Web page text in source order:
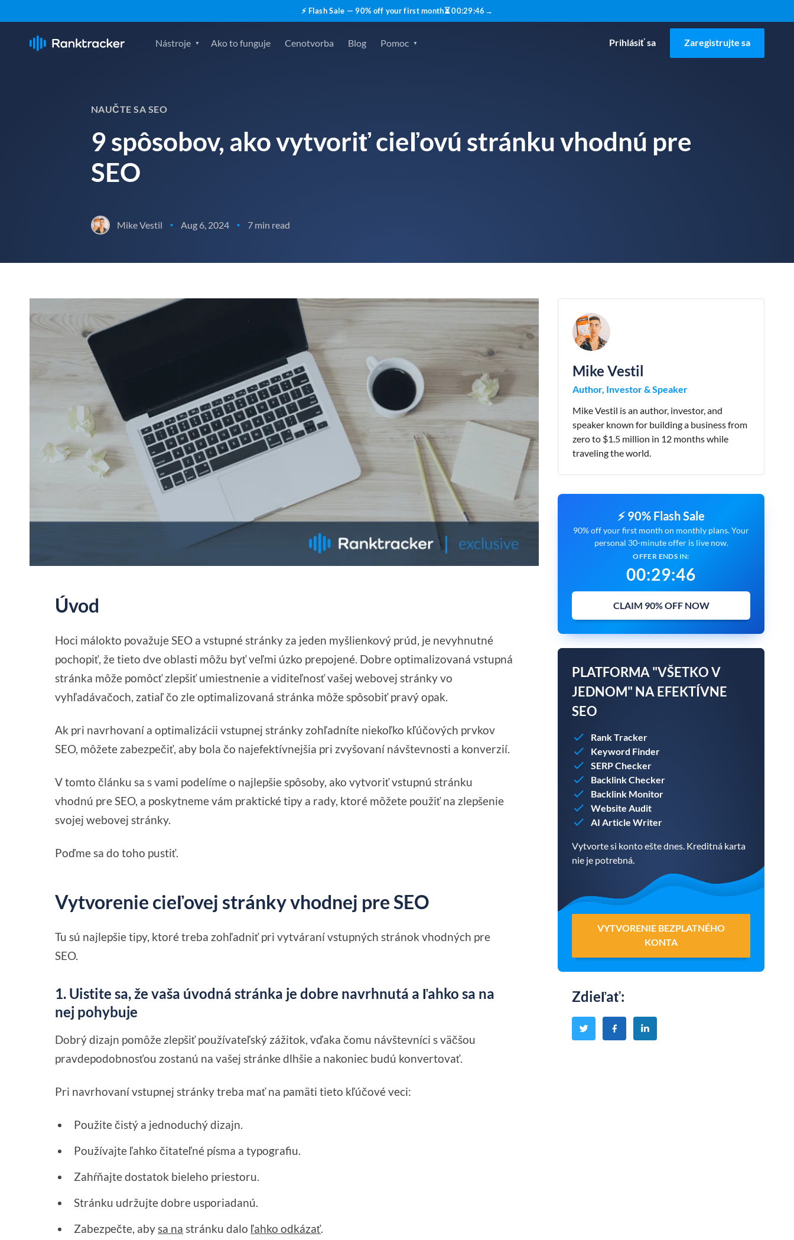
⚡ Flash Sale — 90% off your first month⏳00:29:45 →
Nástroje Ako to funguje Cenotvorba Blog Pomoc Prihlásiť sa Zaregistrujte sa
NAUČTE SA SEO
9 spôsobov, ako vytvoriť cieľovú stránku vhodnú pre
SEO
Mike Vestil • Aug 6, 2024 • 7 min read
Úvod
Hoci málokto považuje SEO a vstupné stránky za jeden myšlienkový prúd, je nevyhnutné
pochopiť, že tieto dve oblasti môžu byť veľmi úzko prepojené. Dobre optimalizovaná vstupná
stránka môže pomôcť zlepšiť umiestnenie a viditeľnosť vašej webovej stránky vo
vyhľadávačoch, zatiaľ čo zle optimalizovaná stránka môže spôsobiť pravý opak.
Ak pri navrhovaní a optimalizácii vstupnej stránky zohľadníte niekoľko kľúčových prvkov
SEO, môžete zabezpečiť, aby bola čo najefektívnejšia pri zvyšovaní návštevnosti a konverzií.
V tomto článku sa s vami podelíme o najlepšie spôsoby, ako vytvoriť vstupnú stránku
vhodnú pre SEO, a poskytneme vám praktické tipy a rady, ktoré môžete použiť na zlepšenie
svojej webovej stránky.
Poďme sa do toho pustiť.
Vytvorenie cieľovej stránky vhodnej pre SEO
Tu sú najlepšie tipy, ktoré treba zohľadniť pri vytváraní vstupných stránok vhodných pre
SEO.
1. Uistite sa, že vaša úvodná stránka je dobre navrhnutá a ľahko sa na
nej pohybuje
Dobrý dizajn pomôže zlepšiť používateľský zážitok, vďaka čomu návštevníci s väčšou
pravdepodobnosťou zostanú na vašej stránke dlhšie a nakoniec budú konvertovať.
Pri navrhovaní vstupnej stránky treba mať na pamäti tieto kľúčové veci:
Použite čistý a jednoduchý dizajn.
Používajte ľahko čitateľné písma a typografiu.
Zahŕňajte dostatok bieleho priestoru.
Stránku udržujte dobre usporiadanú.
Zabezpečte, aby sa na stránku dalo ľahko odkázať.
Mike Vestil
Author, Investor & Speaker
Mike Vestil is an author, investor, and
speaker known for building a business from
zero to $1.5 million in 12 months while
traveling the world.
⚡ 90% Flash Sale
90% off your first month on monthly plans. Your
personal 30-minute offer is live now.
OFFER ENDS IN:
00:29:45
CLAIM 90% OFF NOW
PLATFORMA "VŠETKO V
JEDNOM" NA EFEKTÍVNE
SEO
Rank Tracker
Keyword Finder
SERP Checker
Backlink Checker
Backlink Monitor
Website Audit
AI Article Writer
Vytvorte si konto ešte dnes. Kreditná karta
nie je potrebná.
VYTVORENIE BEZPLATNÉHO
KONTA
Zdieľať: